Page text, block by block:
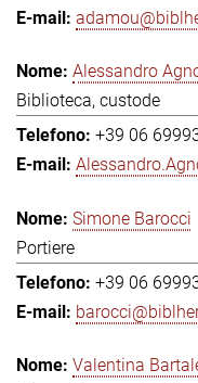
Alessandro
Biblioteca, custode
+39 06
Simone Barocci
Portiere
+39 06
Valentina